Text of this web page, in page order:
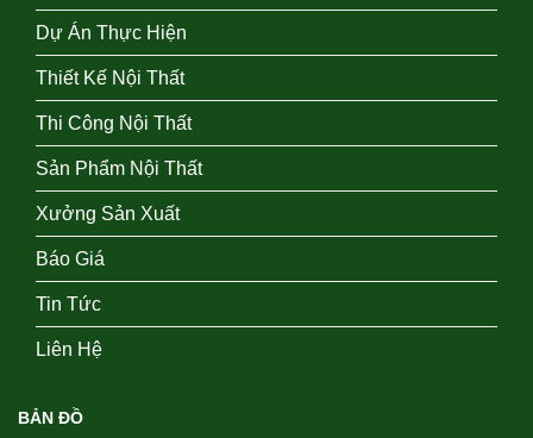
Dự Án Thực Hiện
Thiết Kế Nội Thất
Thi Công Nội Thất
Sản Phẩm Nội Thất
Xưởng Sản Xuất
Báo Giá
Tin Tức
Liên Hệ
BẢN ĐỒ